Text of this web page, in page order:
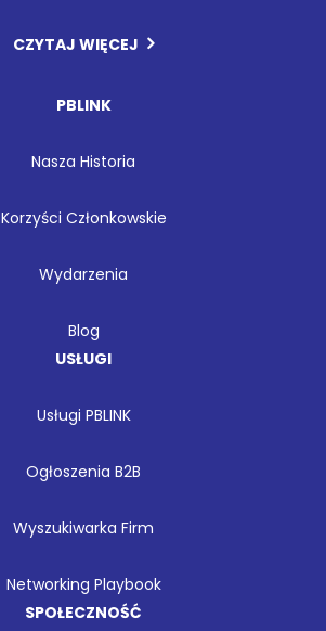
CZYTAJ WIĘCEJ
PBLINK
Nasza Historia
Korzyści Członkowskie
Wydarzenia
Blog
USŁUGI
Usługi PBLINK
Ogłoszenia B2B
Wyszukiwarka Firm
Networking Playbook
SPOŁECZNOŚĆ